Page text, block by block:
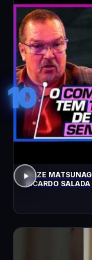
10
ELIZE
RICARDO